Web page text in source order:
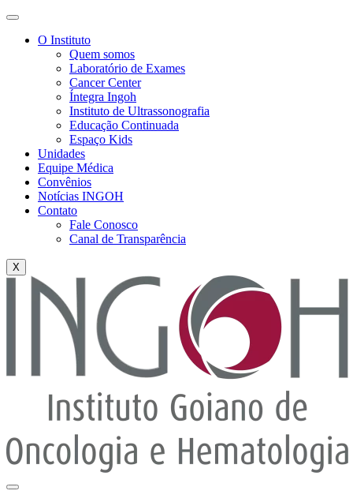
O Instituto
Quem somos
Laboratório de Exames
Cancer Center
Íntegra Ingoh
Instituto de Ultrassonografia
Educação Continuada
Espaço Kids
Unidades
Equipe Médica
Convênios
Notícias INGOH
Contato
Fale Conosco
Canal de Transparência
X